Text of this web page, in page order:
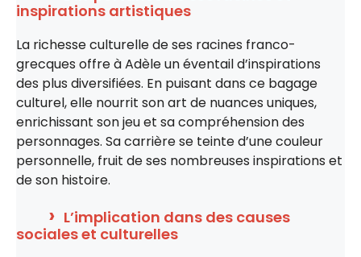
inspirations artistiques
La richesse culturelle de ses racines franco-
grecques offre à Adèle un éventail d’inspirations
des plus diversifiées. En puisant dans ce bagage
culturel, elle nourrit son art de nuances uniques,
enrichissant son jeu et sa compréhension des
personnages. Sa carrière se teinte d’une couleur
personnelle, fruit de ses nombreuses inspirations et
de son histoire.
L’implication dans des causes
sociales et culturelles